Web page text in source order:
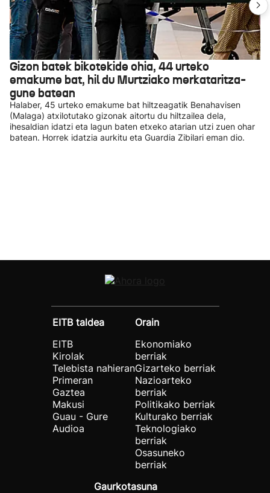
Gizon batek bikotekide ohia, 44 urteko
emakume bat, hil du Murtziako merkataritza-
gune batean
Halaber, 45 urteko emakume bat hiltzeagatik Benahavisen
(Malaga) atxilotutako gizonak aitortu du hiltzailea dela,
ihesaldian idatzi eta lagun baten etxeko atarian utzi zuen ohar
batean. Horrek idatzia aurkitu eta Guardia Zibilari eman dio.
EITB taldea
EITB
Kirolak
Telebista nahieran
Primeran
Gaztea
Makusi
Guau - Gure
Audioa
Orain
Ekonomiako
berriak
Gizarteko berriak
Nazioarteko
berriak
Politikako berriak
Kulturako berriak
Teknologiako
berriak
Osasuneko
berriak
Gaurkotasuna